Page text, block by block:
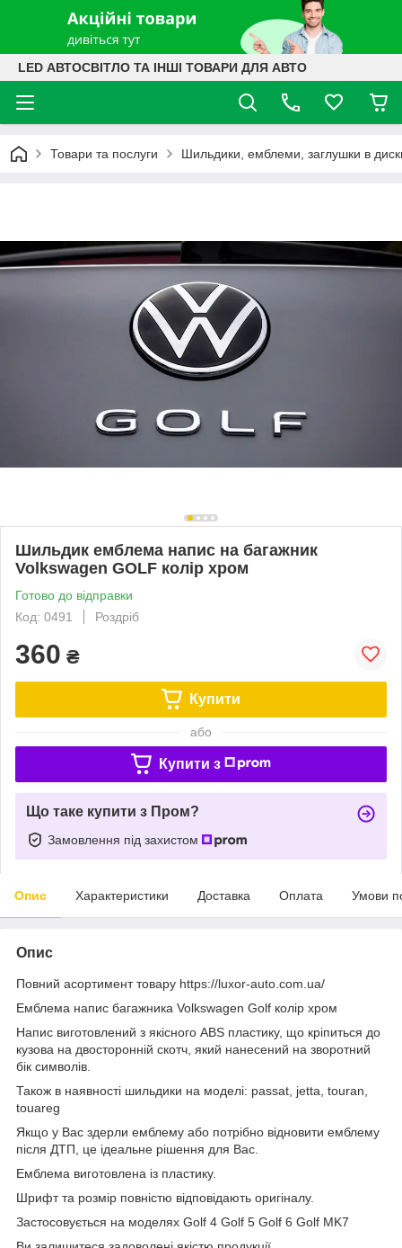
LED АВТОСВІТЛО ТА ІНШІ ТОВАРИ ДЛЯ АВТО
Товари та послуги Шильдики, емблеми, заглушки в
Шильдик емблема напис на багажник
Volkswagen GOLF колір хром
Готово до відправки
Код: 0491
Роздріб
360 ₴
Купити
або
Купити з
Що таке купити з Пром?
Замовлення під захистом
Опис Характеристики Доставка Оплата Умови
Опис
Повний асортимент товару https://luxor-auto.com.ua/
Емблема напис багажника Volkswagen Golf колір хром
Напис виготовлений з якісного ABS пластику, що кріпиться до
кузова на двосторонній скотч, який нанесений на зворотний
бік символів.
Також в наявності шильдики на моделі: passat, jetta, touran,
touareg
Якщо у Вас здерли емблему або потрібно відновити емблему
після ДТП, це ідеальне рішення для Вас.
Емблема виготовлена ​​із пластику.
Шрифт та розмір повністю відповідають оригіналу.
Застосовується на моделях Golf 4 Golf 5 Golf 6 Golf MK7